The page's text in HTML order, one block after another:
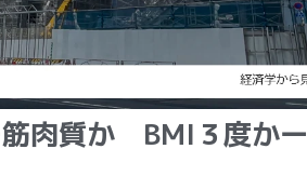
肉質か BMI３度かー